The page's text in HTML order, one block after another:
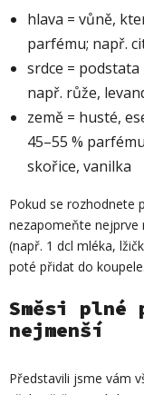
hlava = vůně,
parfému; např.
srdce =
např. růže,
země = husté,
45–55 %
skořice, vanilka
Pokud se rozhodnete
nezapomeňte nejprve
(např. 1 dcl mléka,
poté přidat do koupele.
Směsi
nejmenší
Představili jsme vám